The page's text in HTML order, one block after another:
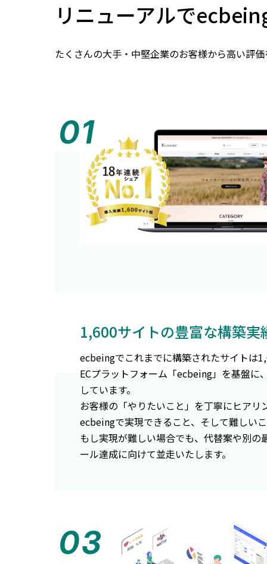
リニューアルで
たくさんの大手・中堅企業のお客様から高い評
1,600サイトの豊富な構築
ecbeingでこれまでに構築されたサイトは
ECプラットフォーム「ecbeing」を基盤に
しています。
お客様の「やりたいこと」を丁寧にヒア
ecbeingで実現できること、そして難しい
もし実現が難しい場合でも、代替案や別
ール達成に向けて並走いたします。